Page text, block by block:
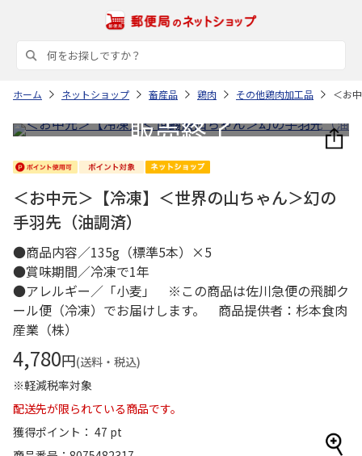
ホーム ネットショップ 畜産品 鶏肉 その他鶏肉加工品 ＜お
＜お中元＞【冷凍】＜世界の山ちゃん＞幻の
手羽先（油調済）
●商品内容／135g（標準5本）×5
●賞味期間／冷凍で1年
●アレルギー／「小麦」 ※この商品は佐川急便の飛脚ク
ール便（冷凍）でお届けします。 商品提供者：杉本食肉
産業（株）
4,780円(送料・税込)
※軽減税率対象
配送先が限られている商品です。
獲得ポイント： 47 pt